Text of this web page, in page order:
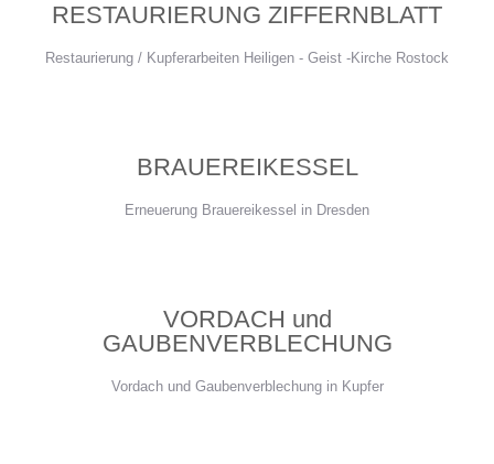
RESTAURIERUNG ZIFFERNBLATT
Restaurierung / Kupferarbeiten Heiligen - Geist -Kirche Rostock
BRAUEREIKESSEL
Erneuerung Brauereikessel in Dresden
VORDACH und
GAUBENVERBLECHUNG
Vordach und Gaubenverblechung in Kupfer